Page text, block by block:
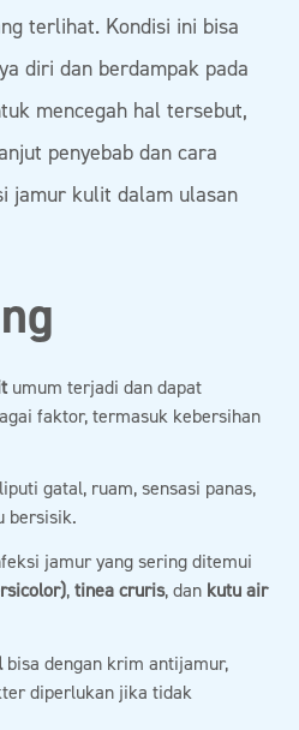
terlihat. Kondisi ini bisa
diri dan berdampak pada
mencegah hal tersebut,
penyebab dan cara
jamur kulit dalam ulasan
umum terjadi dan dapat
faktor, termasuk kebersihan
gatal, ruam, sensasi panas,
bersisik.
jamur yang sering ditemui
, tinea cruris, dan kutu air
bisa dengan krim antijamur,
diperlukan jika tidak